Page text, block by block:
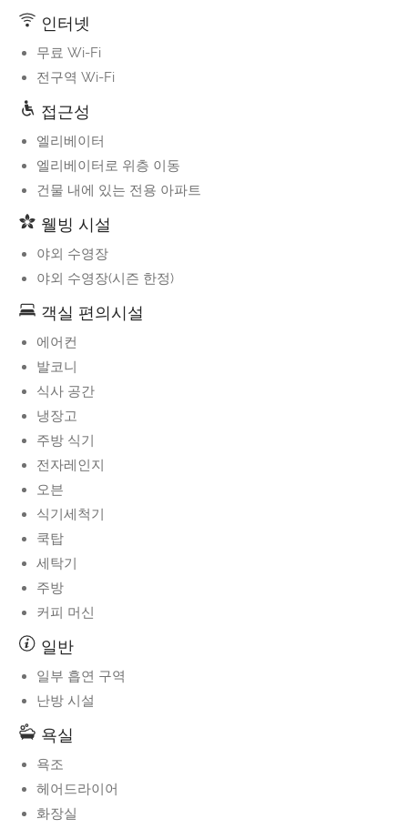
인터넷
무료 Wi-Fi
전구역 Wi-Fi
접근성
엘리베이터
엘리베이터로 위층 이동
건물 내에 있는 전용 아파트
웰빙 시설
야외 수영장
야외 수영장(시즌 한정)
객실 편의시설
에어컨
발코니
식사 공간
냉장고
주방 식기
전자레인지
오븐
식기세척기
쿡탑
세탁기
주방
커피 머신
일반
일부 흡연 구역
난방 시설
욕실
욕조
헤어드라이어
화장실